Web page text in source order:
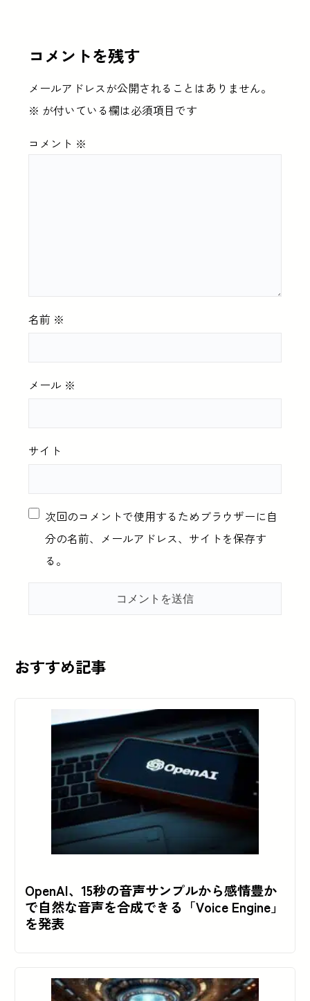
コメントを残す
メールアドレスが公開されることはありません。
※ が付いている欄は必須項目です
コメント ※
名前 ※
メール ※
サイト
次回のコメントで使用するためブラウザーに自
分の名前、メールアドレス、サイトを保存す
る。
おすすめ記事
OpenAI、15秒の音声サンプルから感情豊か
で自然な音声を合成できる「Voice Engine」
を発表